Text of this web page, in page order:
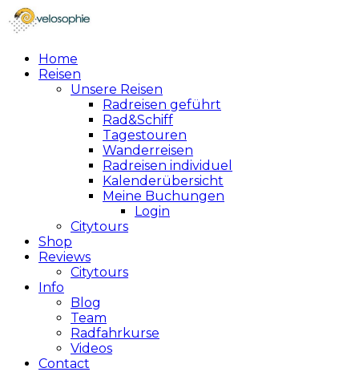
Home
Reisen
Unsere Reisen
Radreisen geführt
Rad&Schiff
Tagestouren
Wanderreisen
Radreisen individuel
Kalenderübersicht
Meine Buchungen
Login
Citytours
Shop
Reviews
Citytours
Info
Blog
Team
Radfahrkurse
Videos
Contact